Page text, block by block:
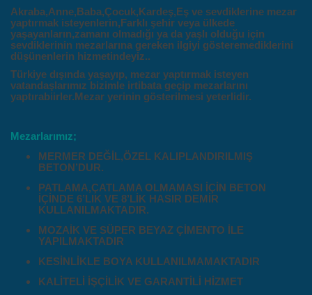
Akraba,Anne,Baba,Çocuk,Kardeş,Eş ve sevdiklerine mezar
yaptırmak isteyenlerin,Farklı şehir veya ülkede
yaşayanların,zamanı olmadığı ya da yaşlı olduğu için
sevdiklerinin mezarlarına gereken ilgiyi gösteremediklerini
düşünenlerin hizmetindeyiz..
Türkiye dışında yaşayıp, mezar yaptırmak isteyen
vatandaşlarımız bizimle irtibata geçip mezarlarını
yaptırabiirler.Mezar yerinin gösterilmesi yeterlidir.
Mezarlarımız;
MERMER DEĞİL,ÖZEL KALIPLANDIRILMIŞ
BETON’DUR.
PATLAMA,ÇATLAMA OLMAMASI İÇİN BETON
İÇİNDE 6’LIK VE 8’LİK HASIR DEMİR
KULLANILMAKTADIR.
MOZAİK VE SÜPER BEYAZ ÇİMENTO İLE
YAPILMAKTADIR
KESİNLİKLE BOYA KULLANILMAMAKTADIR
KALİTELİ İŞÇİLİK VE GARANTİLİ HİZMET